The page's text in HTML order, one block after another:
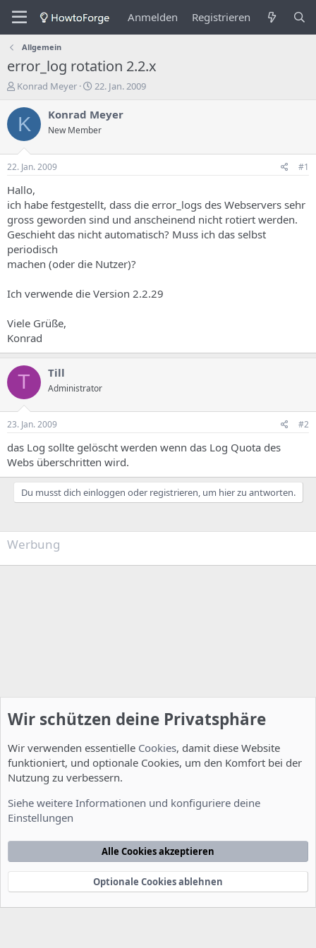
Anmelden Registrieren
Allgemein
error_log rotation 2.2.x
E
s
e
e
r
d
e
s
T
h
e
a
s
Konrad Meyer
E
s
e
g
s
d
a
u
22. Jan. 2009
K Konrad Meyer
New Member
22. Jan. 2009 #1
Hallo,
ich habe festgestellt, dass die error_logs des Webservers sehr
gross geworden sind und anscheinend nicht rotiert werden.
Geschieht das nicht automatisch? Muss ich das selbst
periodisch
machen (oder die Nutzer)?
Ich verwende die Version 2.2.29
Viele Grüße,
Konrad
T Till
Administrator
23. Jan. 2009 #2
das Log sollte gelöscht werden wenn das Log Quota des
Webs überschritten wird.
Du musst dich einloggen oder registrieren, um hier zu antworten.
Werbung
Nutzungsbedingungen Datenschutzerklärung
Startseite
e
Community platform by XenForo® © 2010-2022 XenForo Ltd.
xenDach©2010-2014
Wir schützen deine Privatsphäre
Wir verwenden essentielle Cookies, damit diese Website
funktioniert, und optionale Cookies, um den Komfort bei der
Nutzung zu verbessern.
Siehe weitere Informationen und konfiguriere deine
Einstellungen
Alle Cookies akzeptieren
Optionale Cookies ablehnen